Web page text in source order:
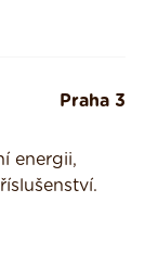
Praha 3
energii,